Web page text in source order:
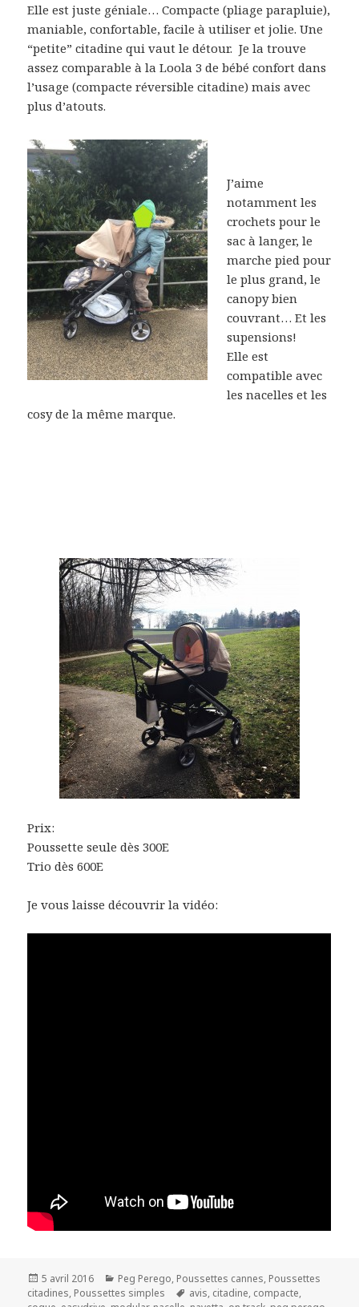
Elle est juste géniale… Compacte (pliage parapluie),
maniable, confortable, facile à utiliser et jolie. Une
“petite” citadine qui vaut le détour. Je la trouve
assez comparable à la Loola 3 de bébé confort dans
l’usage (compacte réversible citadine) mais avec
plus d’atouts.
J’aime
notamment les
crochets pour le
sac à langer, le
marche pied pour
le plus grand, le
canopy bien
couvrant… Et les
supensions!
Elle est
compatible avec
les nacelles et les
cosy de la même marque.
Prix:
Poussette seule dès 300E
Trio dès 600E
Je vous laisse découvrir la vidéo:
Publié
le
5 avril 2016 Catégories
Peg Perego, Poussettes cannes, Poussettes
citadines, Poussettes simples
Mots-
avis, citadine, compacte,